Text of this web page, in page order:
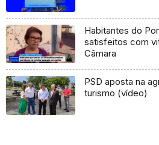
Habitantes do
satisfeitos com
Câmara
PSD aposta na
turismo (vídeo)